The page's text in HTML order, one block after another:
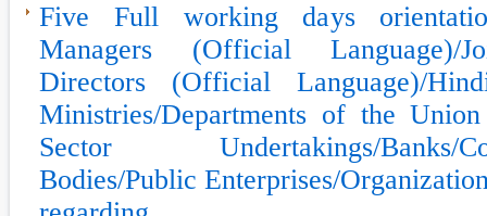
Five Full working days
Managers (Official Language)/
Directors (Official Language)/
Ministries/Departments of the
Sector Undertakings/Banks/
Bodies/Public Enterprises/